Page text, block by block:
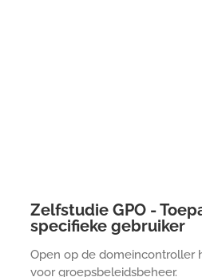
Zelfstudie GPO -
specifieke gebruiker
Open op de domeincontroller
voor groepsbeleidsbeheer.